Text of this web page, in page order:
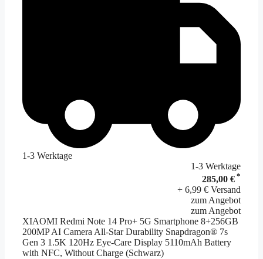
1-3 Werktage
1-3 Werktage
285,00 € *
+ 6,99 € Versand
zum Angebot
zum Angebot
XIAOMI Redmi Note 14 Pro+ 5G Smartphone 8+256GB
200MP AI Camera All-Star Durability Snapdragon® 7s
Gen 3 1.5K 120Hz Eye-Care Display 5110mAh Battery
with NFC, Without Charge (Schwarz)